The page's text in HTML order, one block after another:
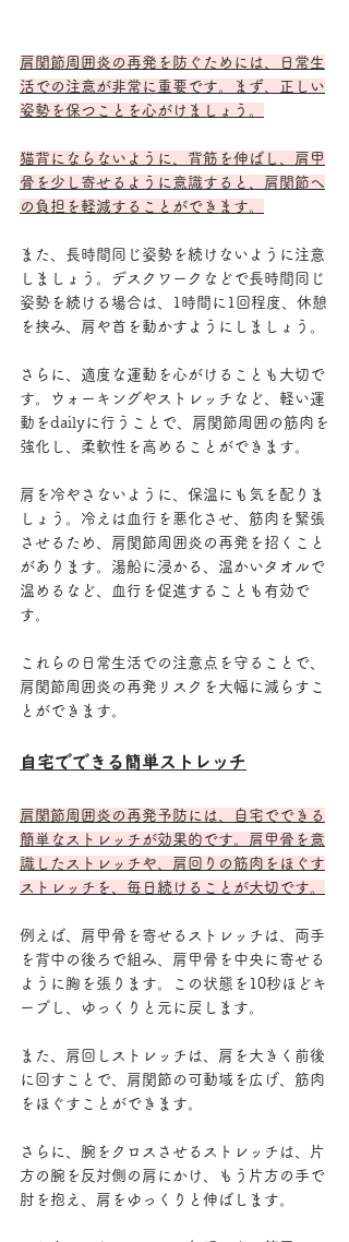
肩関節周囲炎の再発を防ぐためには、日常生
活での注意が非常に重要です。まず、正しい
姿勢を保つことを心がけましょう。
猫背にならないように、背筋を伸ばし、肩甲
骨を少し寄せるように意識すると、肩関節へ
の負担を軽減することができます。
また、長時間同じ姿勢を続けないように注意
しましょう。デスクワークなどで長時間同じ
姿勢を続ける場合は、1時間に1回程度、休憩
を挟み、肩や首を動かすようにしましょう。
さらに、適度な運動を心がけることも大切で
す。ウォーキングやストレッチなど、軽い運
動をdailyに行うことで、肩関節周囲の筋肉を
強化し、柔軟性を高めることができます。
肩を冷やさないように、保温にも気を配りま
しょう。冷えは血行を悪化させ、筋肉を緊張
させるため、肩関節周囲炎の再発を招くこと
があります。湯船に浸かる、温かいタオルで
温めるなど、血行を促進することも有効で
す。
これらの日常生活での注意点を守ることで、
肩関節周囲炎の再発リスクを大幅に減らすこ
とができます。
自宅でできる簡単ストレッチ
肩関節周囲炎の再発予防には、自宅でできる
簡単なストレッチが効果的です。肩甲骨を意
識したストレッチや、肩回りの筋肉をほぐす
ストレッチを、毎日続けることが大切です。
例えば、肩甲骨を寄せるストレッチは、両手
を背中の後ろで組み、肩甲骨を中央に寄せる
ように胸を張ります。この状態を10秒ほどキ
ープし、ゆっくりと元に戻します。
また、肩回しストレッチは、肩を大きく前後
に回すことで、肩関節の可動域を広げ、筋肉
をほぐすことができます。
さらに、腕をクロスさせるストレッチは、片
方の腕を反対側の肩にかけ、もう片方の手で
肘を抱え、肩をゆっくりと伸ばします。